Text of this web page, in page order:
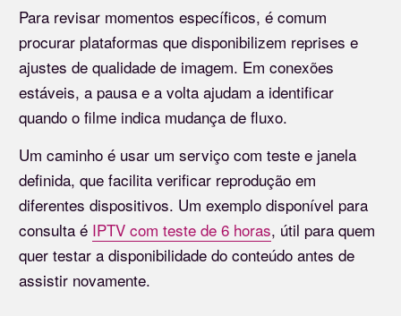
Para revisar momentos específicos, é comum
procurar plataformas que disponibilizem reprises e
ajustes de qualidade de imagem. Em conexões
estáveis, a pausa e a volta ajudam a identificar
quando o filme indica mudança de fluxo.
Um caminho é usar um serviço com teste e janela
definida, que facilita verificar reprodução em
diferentes dispositivos. Um exemplo disponível para
consulta é IPTV com teste de 6 horas, útil para quem
quer testar a disponibilidade do conteúdo antes de
assistir novamente.